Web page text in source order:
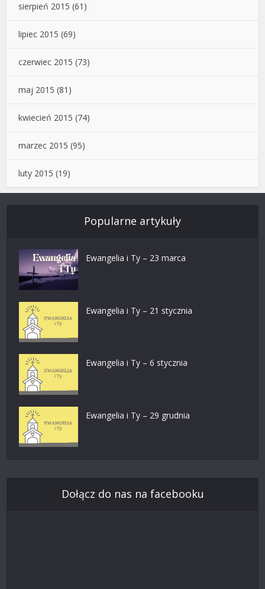
sierpień 2015 (61)
lipiec 2015 (69)
czerwiec 2015 (73)
maj 2015 (81)
kwiecień 2015 (74)
marzec 2015 (95)
luty 2015 (19)
Popularne artykuły
Ewangelia i Ty – 23 marca
Ewangelia i Ty – 21 stycznia
Ewangelia i Ty – 6 stycznia
Ewangelia i Ty – 29 grudnia
Dołącz do nas na facebooku